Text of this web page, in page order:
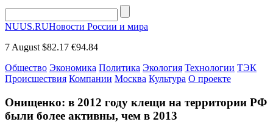
NUUS.RUНовости России и мира
7 August $82.17 €94.84
Общество Экономика Политика Экология Технологии ТЭК
Происшествия Компании Москва Культура О проекте
Онищенко: в 2012 году клещи на территории РФ
были более активны, чем в 2013